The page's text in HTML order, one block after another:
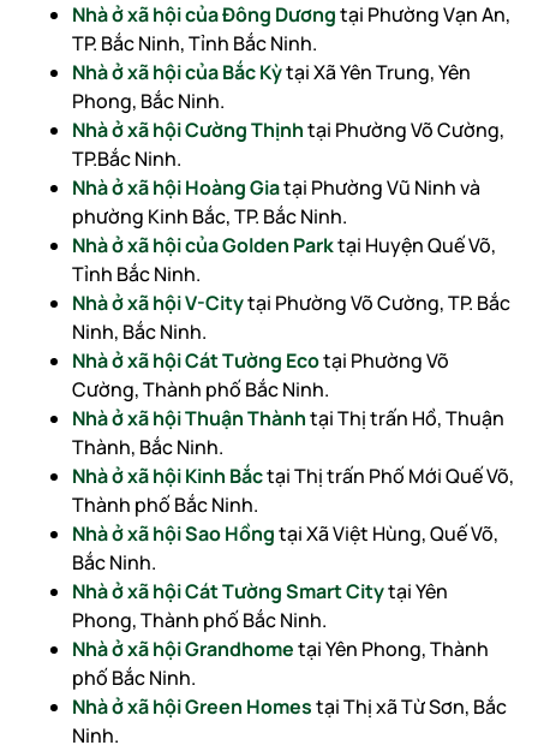
Nhà ở xã hội của Đông Dươngtại Phường Vạn An,
TP. Bắc Ninh, Tỉnh Bắc Ninh.
Nhà ở xã hội của Bắc Kỳtại Xã Yên Trung, Yên
Phong, Bắc Ninh.
Nhà ở xã hội Cường Thịnhtại Phường Võ Cường,
TP.Bắc Ninh.
Nhà ở xã hội Hoàng Giatại Phường Vũ Ninh và
phường Kinh Bắc, TP. Bắc Ninh.
Nhà ở xã hội của Golden Parktại Huyện Quế Võ,
Tỉnh Bắc Ninh.
Nhà ở xã hội V-Citytại Phường Võ Cường, TP. Bắc
Ninh, Bắc Ninh.
Nhà ở xã hội Cát Tường Ecotại Phường Võ
Cường, Thành phố Bắc Ninh.
Nhà ở xã hội Thuận Thànhtại Thị trấn Hồ, Thuận
Thành, Bắc Ninh.
Nhà ở xã hội Kinh Bắctại Thị trấn Phố Mới Quế Võ,
Thành phố Bắc Ninh.
Nhà ở xã hội Sao Hồngtại Xã Việt Hùng, Quế Võ,
Bắc Ninh.
Nhà ở xã hội Cát Tường Smart Citytại Yên
Phong, Thành phố Bắc Ninh.
Nhà ở xã hội Grandhometại Yên Phong, Thành
phố Bắc Ninh.
Nhà ở xã hội Green Homestại Thị xã Từ Sơn, Bắc
Ninh.